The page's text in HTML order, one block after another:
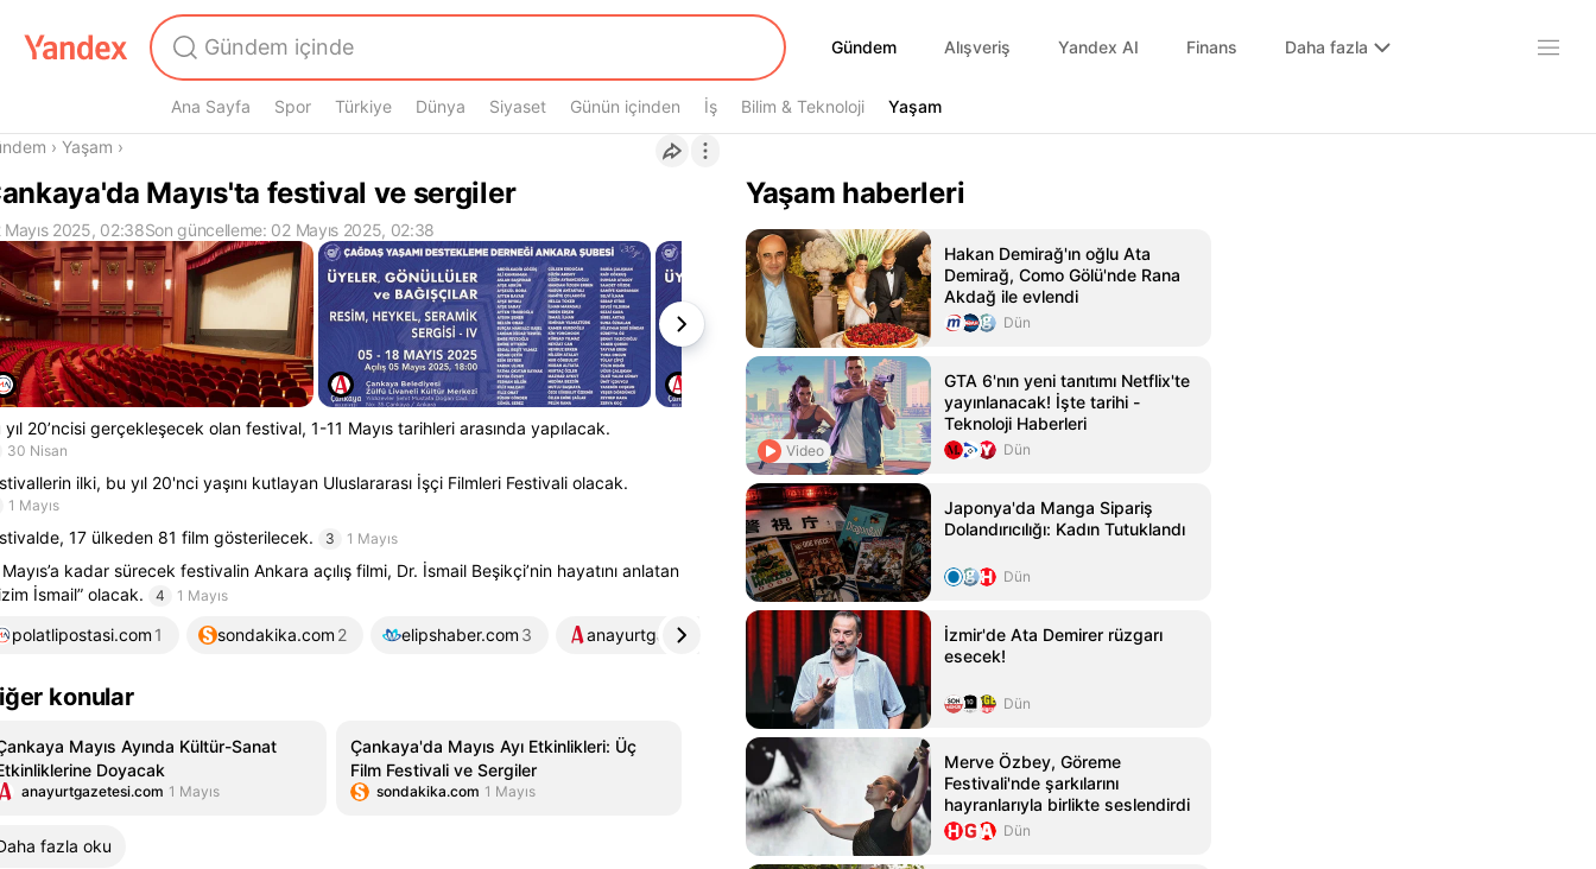
Gündem
Gündem Alışveriş Yandex AI Finans Daha fazla
Ana Sayfa Spor Türkiye Dünya Siyaset Günün içinden İş Bilim & Teknoloji Yaşam
Yaşam
› Yaşam ›
Mayıs'ta festival ve sergiler
Mayıs 2025, 02:38Son güncelleme: 02 Mayıs 2025, 02:38
yıl 20’ncisi gerçekleşecek olan festival, 1-11 Mayıs tarihleri arasında yapılacak.
30 Nisan
ilki, bu yıl 20'nci yaşını kutlayan Uluslararası İşçi Filmleri Festivali olacak.
1 Mayıs
17 ülkeden 81 film gösterilecek. 3 1 Mayıs
Mayıs’a kadar sürecek festivalin Ankara açılış filmi, Dr. İsmail Beşikçi’nin hayatını anlatan
İsmail” olacak.
4 1 Mayıs
polatlipostasi.com 1 sondakika.com 2 elipshaber.com 3 anayurtgazetesi.com
konular
Mayıs Ayında Kültür-Sanat
Doyacak
anayurtgazetesi.com 1 Mayıs
Çankaya'da Mayıs Ayı Etkinlikleri: Üç
Film Festivali ve Sergiler
sondakika.com 1 Mayıs
fazla oku
Yaşam haberleri
Hakan Demirağ'ın oğlu Ata
Demirağ, Como Gölü'nde Rana
Akdağ ile evlendi
Dün
Video
GTA 6'nın yeni tanıtımı Netflix'te
yayınlanacak! İşte tarihi -
Teknoloji Haberleri
Dün
Japonya'da Manga Sipariş
Dolandırıcılığı: Kadın Tutuklandı
Dün
İzmir'de Ata Demirer rüzgarı
esecek!
Dün
Merve Özbey, Göreme
Festivali'nde şarkılarını
hayranlarıyla birlikte seslendirdi
Dün